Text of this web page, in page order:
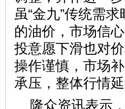
虽“金九”传统需
的油价，市场信
投意愿下滑也对
操作谨慎，市场
承压，整体行情延
隆众资讯表示